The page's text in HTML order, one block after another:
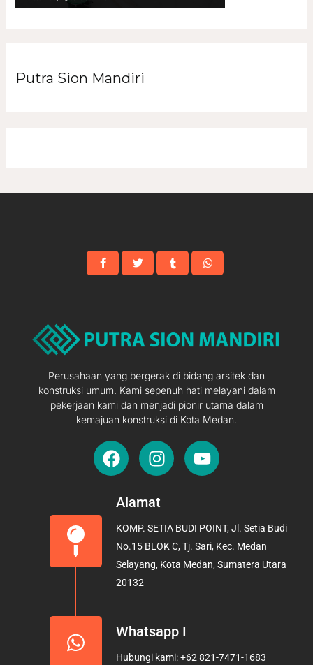
Putra Sion Mandiri
Perusahaan yang bergerak di bidang arsitek dan
konstruksi umum. Kami sepenuh hati melayani dalam
pekerjaan kami dan menjadi pionir utama dalam
kemajuan konstruksi di Kota Medan.
F
a
e
o
o
k
I
n
t
g
r
a
Y
o
b
e
Alamat
KOMP. SETIA BUDI POINT, Jl. Setia Budi
No.15 BLOK C, Tj. Sari, Kec. Medan
Selayang, Kota Medan, Sumatera Utara
20132
Whatsapp I
Hubungi kami: +62 821-7471-1683